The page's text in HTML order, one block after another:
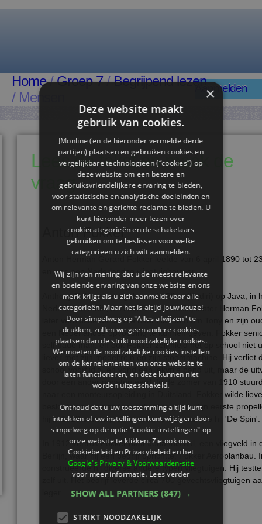
Home/Groep 7/Begrijpend lezen
/ Mensen
Aanmelden
Lees de tekst en maak de
vraag
Anton Fokker
Anton Herman Gerard Fokker leefde van 6 april 1890 tot
en was een Nederlandse vliegtuigbouwer.
Anthony Fokker werd geboren in Blitar (Kediri) op Java, in
Nederlands-Indië, als zoon van de koffieplanter Herman
later verhuisde de familie naar Haarlem om Tony en zijn
een Nederlandse opvoeding te kunnen geven. Fokker
selfmade man, en ook Fokker zelf hield het op school niet
liever met zijn modeltrein en zijn stoommachine. Hij verliet
school voortijdig, en vond een lekvrije band uit, maar de
door een ander gepatenteerd. In de zomer van 1910
naar een monteursopleiding in Duitsland. Fokker wilde
besloot naar een andere school te gaan. Zijn eerste
hij in 1910 ontwierp en construeerde, noemde hij 'De Spin'.
In 1912 vertrok Fokker naar Johannisthal, een vliegveld in
Berlijn, waar hij een bedrijf oprichtte, Fokker Aeroplanbau.
construeerde hij diverse andere typen vliegtuigen. Hij
zelf uit. Het bedrijf leverde circa 700 gevechtsvliegtuigen
×
Deze website maakt
gebruik van cookies.
JMonline (en de hieronder vermelde derde
partijen) plaatsen en gebruiken cookies en
vergelijkbare technologieën (“cookies”) op
deze website om een ​​betere en
gebruiksvriendelijkere ervaring te bieden,
voor statistische en analytische doeleinden en
om relevante en gerichte reclame te bieden. U
kunt hieronder meer lezen over
cookiecategorieën en de schakelaars
gebruiken om te beslissen voor welke
categorieën u zich wilt aanmelden.
Wij zijn van mening dat u de meest relevante
en boeiende ervaring van onze website en ons
merk krijgt als u zich aanmeldt voor alle
categorieën. Maar het is altijd jouw keuze!
Door simpelweg op "Alles afwijzen" te
drukken, zullen we geen andere cookies
plaatsen dan de strikt noodzakelijke cookies.
We moeten de noodzakelijke cookies instellen
om de kernelementen van onze website te
laten functioneren, en deze kunnen niet
worden uitgeschakeld.
Onthoud dat u uw toestemming altijd kunt
intrekken of uw instellingen kunt wijzigen door
simpelweg op de optie "cookie-instellingen" op
onze website te klikken. Zie ook ons ​​
Cookiebeleid en Privacybeleid en het
Google's Privacy & Voorwaarden-site
voor meer informatie. Lees verder
SHOW ALL PARTNERS (847) →
STRIKT NOODZAKELIJK